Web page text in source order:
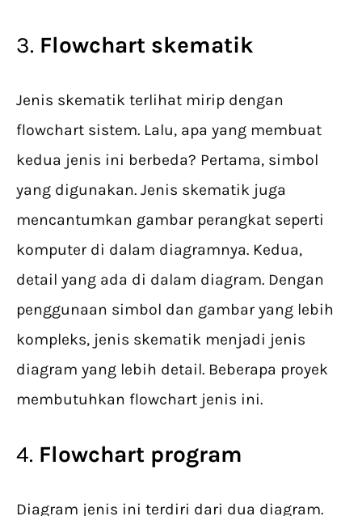
3. Flowchart skematik
Jenis skematik terlihat mirip dengan
flowchart sistem. Lalu, apa yang membuat
kedua jenis ini berbeda? Pertama, simbol
yang digunakan. Jenis skematik juga
mencantumkan gambar perangkat seperti
komputer di dalam diagramnya. Kedua,
detail yang ada di dalam diagram. Dengan
penggunaan simbol dan gambar yang lebih
kompleks, jenis skematik menjadi jenis
diagram yang lebih detail. Beberapa proyek
membutuhkan flowchart jenis ini.
4. Flowchart program
Diagram jenis ini terdiri dari dua diagram.